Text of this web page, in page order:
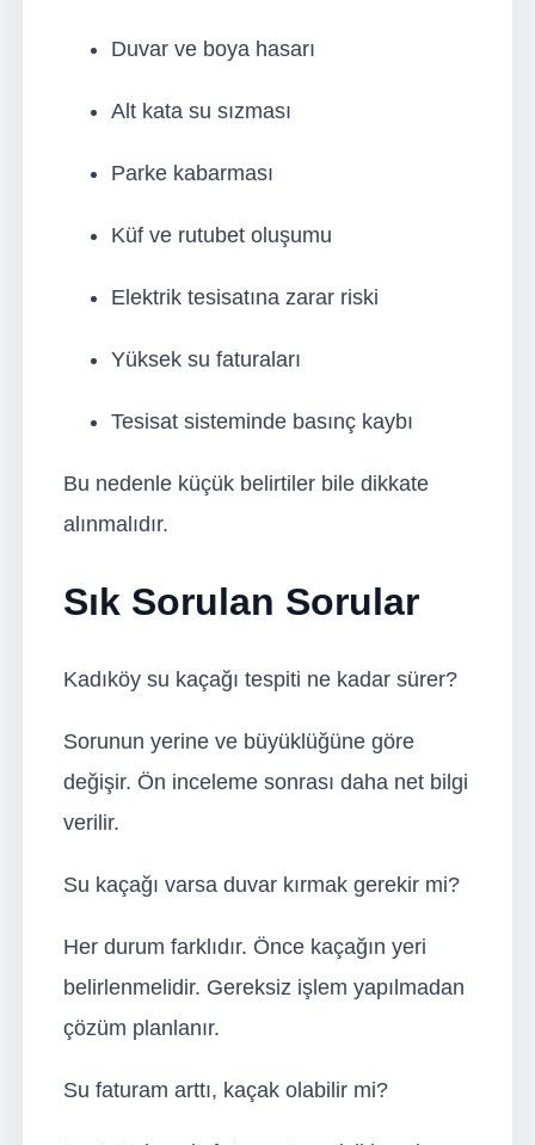
Duvar ve boya hasarı
Alt kata su sızması
Parke kabarması
Küf ve rutubet oluşumu
Elektrik tesisatına zarar riski
Yüksek su faturaları
Tesisat sisteminde basınç kaybı
Bu nedenle küçük belirtiler bile dikkate
alınmalıdır.
Sık Sorulan Sorular
Kadıköy su kaçağı tespiti ne kadar sürer?
Sorunun yerine ve büyüklüğüne göre
değişir. Ön inceleme sonrası daha net bilgi
verilir.
Su kaçağı varsa duvar kırmak gerekir mi?
Her durum farklıdır. Önce kaçağın yeri
belirlenmelidir. Gereksiz işlem yapılmadan
çözüm planlanır.
Su faturam arttı, kaçak olabilir mi?